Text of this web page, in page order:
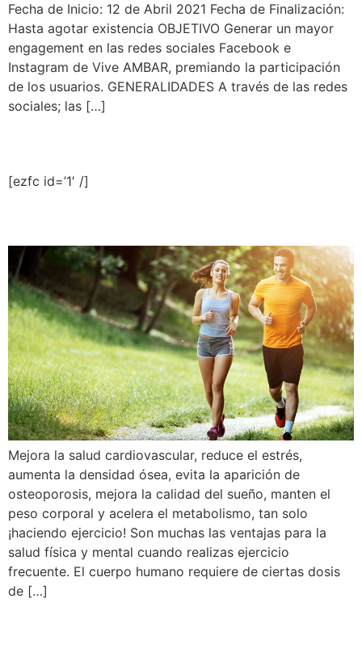
Fecha de Inicio: 12 de Abril 2021 Fecha de Finalización:
Hasta agotar existencia OBJETIVO Generar un mayor
engagement en las redes sociales Facebook e
Instagram de Vive AMBAR, premiando la participación
de los usuarios. GENERALIDADES A través de las redes
sociales; las […]
[ezfc id=’1′ /]
Mejora la salud cardiovascular, reduce el estrés,
aumenta la densidad ósea, evita la aparición de
osteoporosis, mejora la calidad del sueño, manten el
peso corporal y acelera el metabolismo, tan solo
¡haciendo ejercicio! Son muchas las ventajas para la
salud física y mental cuando realizas ejercicio
frecuente. El cuerpo humano requiere de ciertas dosis
de […]